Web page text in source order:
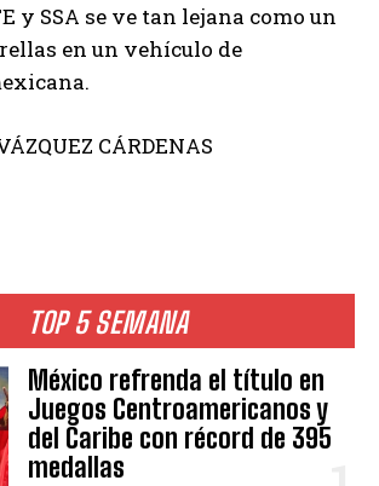
TOP 5 SEMANA
México refrenda el título en
Juegos Centroamericanos y
del Caribe con récord de 395
medallas
y SSA se ve tan lejana como un
en un vehículo de
CÁRDENAS